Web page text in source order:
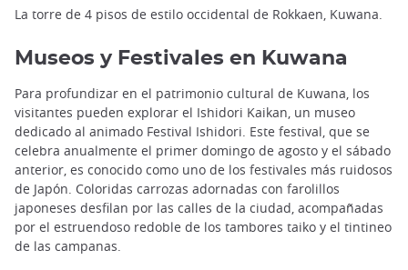
La torre de 4 pisos de estilo occidental de Rokkaen, Kuwana.
Museos y Festivales en Kuwana
Para profundizar en el patrimonio cultural de Kuwana, los
visitantes pueden explorar el Ishidori Kaikan, un museo
dedicado al animado Festival Ishidori. Este festival, que se
celebra anualmente el primer domingo de agosto y el sábado
anterior, es conocido como uno de los festivales más ruidosos
de Japón. Coloridas carrozas adornadas con farolillos
japoneses desfilan por las calles de la ciudad, acompañadas
por el estruendoso redoble de los tambores taiko y el tintineo
de las campanas.